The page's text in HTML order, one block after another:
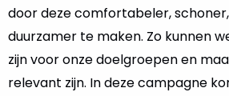
door deze comfortabeler,
duurzamer te maken. Zo kunnen
zijn voor onze doelgroepen en
relevant zijn. In deze campagne